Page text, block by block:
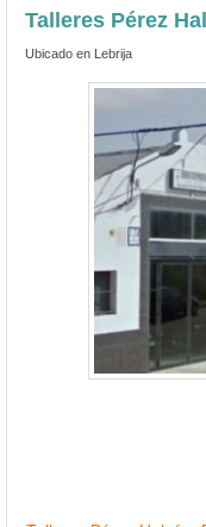
Talleres Pérez
Ubicado en Lebrija